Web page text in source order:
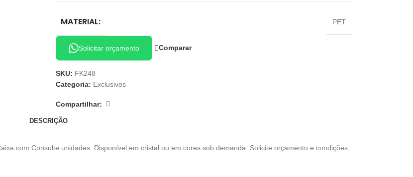
MATERIAL: PET
Solicitar orçamento Comparar
SKU: FK248
Categoria: Exclusivos
Compartilhar:
DESCRIÇÃO
com Consulte unidades. Disponível em cristal ou em cores sob demanda. Solicite orçamento e condições